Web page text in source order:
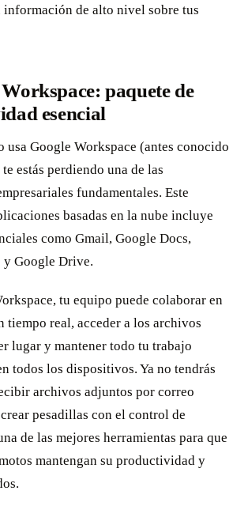
información de alto nivel sobre tus
paquete de
esencial
usa Google Workspace (antes conocido
estás perdiendo una de las
fundamentales. Este
basadas en la nube incluye
como Gmail, Google Docs,
y Google Drive.
tu equipo puede colaborar en
tiempo real, acceder a los archivos
lugar y mantener todo tu trabajo
todos los dispositivos. Ya no tendrás
archivos adjuntos por correo
pesadillas con el control de
de las mejores herramientas para que
mantengan su productividad y